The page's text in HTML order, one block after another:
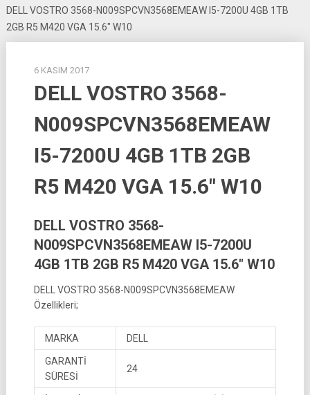
DELL VOSTRO 3568-N009SPCVN3568EMEAW I5-7200U 4GB 1TB
2GB R5 M420 VGA 15.6″ W10
6 KASIM 2017
DELL VOSTRO 3568-
N009SPCVN3568EMEAW
I5-7200U 4GB 1TB 2GB
R5 M420 VGA 15.6″ W10
DELL VOSTRO 3568-
N009SPCVN3568EMEAW I5-7200U
4GB 1TB 2GB R5 M420 VGA 15.6″ W10
DELL VOSTRO 3568-N009SPCVN3568EMEAW
Özellikleri;
MARKA DELL
GARANTİ
SÜRESİ
24